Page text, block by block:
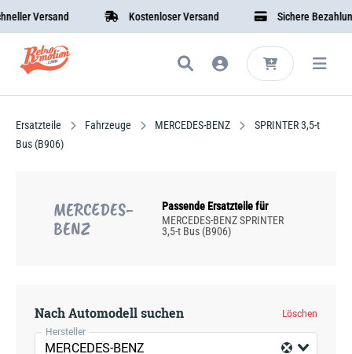
Versand Kostenloser Versand Sichere Bezahlung
Ersatzteile Fahrzeuge MERCEDES-BENZ
SPRINTER 3,5-t
Bus (B906)
MERCEDES-
BENZ
Passende Ersatzteile für
MERCEDES-BENZ SPRINTER
3,5-t Bus (B906)
Nach Automodell suchen
Löschen
Hersteller
MERCEDES-BENZ